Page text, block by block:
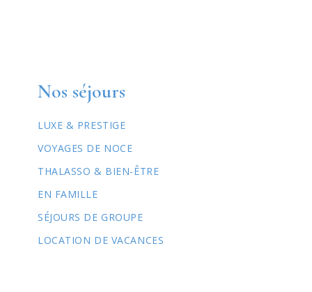
Nos séjours
LUXE & PRESTIGE
VOYAGES DE NOCE
THALASSO & BIEN-ÊTRE
EN FAMILLE
SÉJOURS DE GROUPE
LOCATION DE VACANCES